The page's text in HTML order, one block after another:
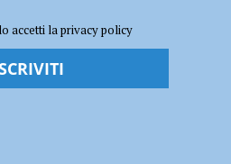
liberà di stampa”. Elezioni regionali:
Pd: “Un governo a
accetti la privacy policy